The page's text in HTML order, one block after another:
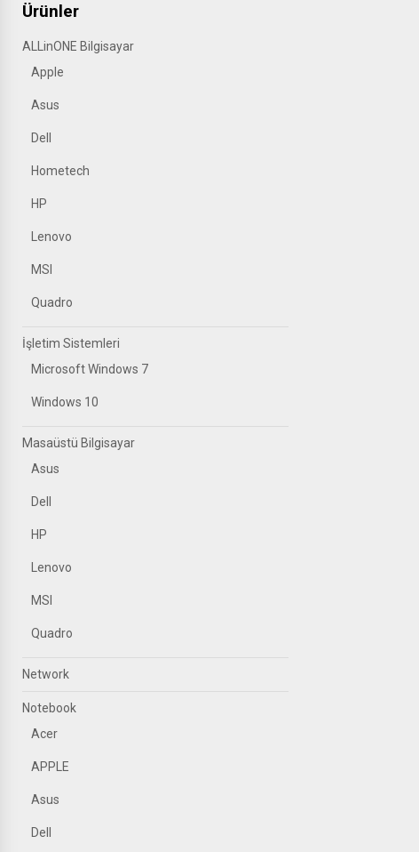
Ürünler
ALLinONE Bilgisayar
Apple
Asus
Dell
Hometech
HP
Lenovo
MSI
Quadro
İşletim Sistemleri
Microsoft Windows 7
Windows 10
Masaüstü Bilgisayar
Asus
Dell
HP
Lenovo
MSI
Quadro
Network
Notebook
Acer
APPLE
Asus
Dell